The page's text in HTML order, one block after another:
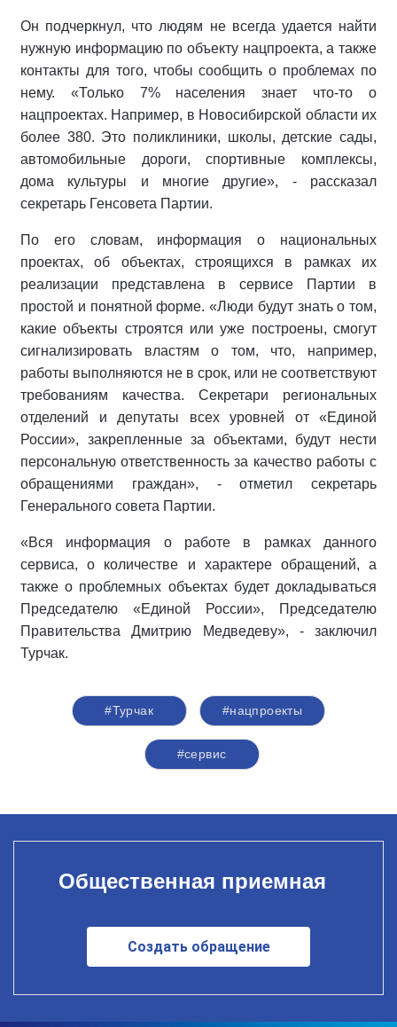
Он подчеркнул, что людям не всегда удается найти
нужную информацию по объекту нацпроекта, а также
контакты для того, чтобы сообщить о проблемах по
нему. «Только 7% населения знает что-то о
нацпроектах. Например, в Новосибирской области их
более 380. Это поликлиники, школы, детские сады,
автомобильные дороги, спортивные комплексы,
дома культуры и многие другие», - рассказал
секретарь Генсовета Партии.
По его словам, информация о национальных
проектах, об объектах, строящихся в рамках их
реализации представлена в сервисе Партии в
простой и понятной форме. «Люди будут знать о том,
какие объекты строятся или уже построены, смогут
сигнализировать властям о том, что, например,
работы выполняются не в срок, или не соответствуют
требованиям качества. Секретари региональных
отделений и депутаты всех уровней от «Единой
России», закрепленные за объектами, будут нести
персональную ответственность за качество работы с
обращениями граждан», - отметил секретарь
Генерального совета Партии.
«Вся информация о работе в рамках данного
сервиса, о количестве и характере обращений, а
также о проблемных объектах будет докладываться
Председателю «Единой России», Председателю
Правительства Дмитрию Медведеву», - заключил
Турчак.
#Турчак #нацпроекты
#сервис
Общественная приемная
Создать обращение